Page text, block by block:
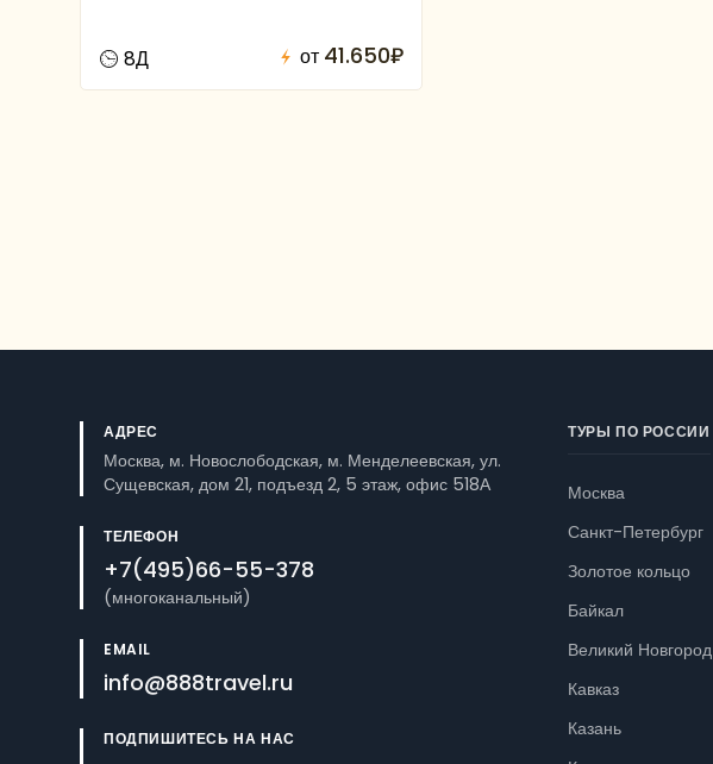
8Д от 41.650₽
АДРЕС
Москва, м. Новослободская, м. Менделеевская, ул.
Сущевская, дом 21, подъезд 2, 5 этаж, офис 518А
ТЕЛЕФОН
+7(495)66-55-378
(многоканальный)
EMAIL
info@888travel.ru
ПОДПИШИТЕСЬ НА НАС
ТУРЫ ПО РОССИИ
Москва
Санкт-Петербург
Золотое кольцо
Байкал
Великий Новгород
Кавказ
Казань